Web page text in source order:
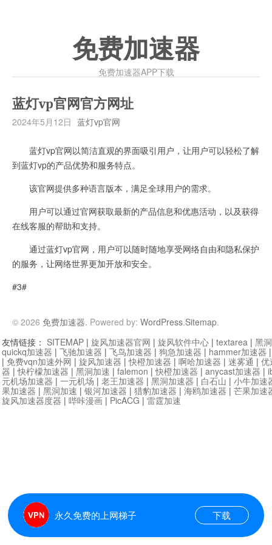
免费加速器
免费加速器APP下载
蓝灯vp官网官方网址
2024年5月12日 蓝灯vp官网
蓝灯vp官网以简洁直观的界面吸引用户，让用户可以轻松了解
到蓝灯vp的产品优势和服务特点。
该官网提供多种语言版本，满足全球用户的需求。
用户可以通过官网获取最新的产品信息和优惠活动，以及获得
在线客服的帮助和支持。
通过蓝灯vp官网，用户可以随时随地享受网络自由和隐私保护
的服务，让网络世界更加开放和安全。
#3#
© 2026 免费加速器. Powered by: WordPress.Sitemap.
永久免费的上网梯子 下载
友情链接： SITEMAP | 旋风加速器官网 | 旋风软件中心 | textarea | 黑
quickq加速器 | 飞驰加速器 | 飞鸟加速器 | 狗急加速器 | hammer加速器
| 免费vqn加速外网 | 旋风加速器 |快橙加速器 | 啊哈加速器 | 迷雾通 | 优
器 |快柠檬加速器 | 黑洞加速 | falemon |快橙加速器 | anycast加速器 |
元机场加速器 | 一元机场 | 老王加速器 | 黑洞加速器 | 白石山 | 小牛加速
果加速器 | 黑洞加速 | 银河加速器 | 猎豹加速器 | 海鸥加速器 | 芒果加速
旋风加速器度器 | 哔咔漫画 | PicACG | 雷霆加速